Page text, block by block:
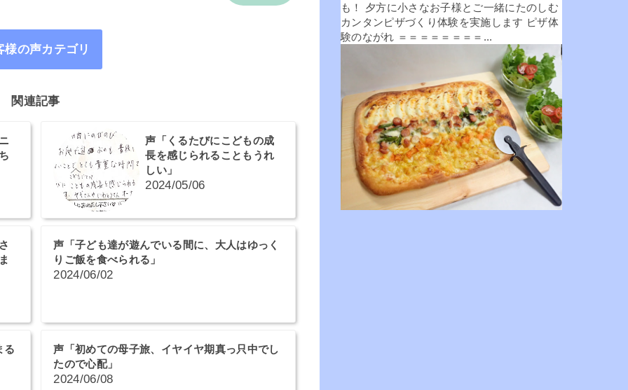
様の声カテゴリ
関連記事
声「くるたびにこどもの成
長を感じられることもうれ
しい」
2024/05/06
声「子ども達が遊んでいる間に、大人はゆっく
りご飯を食べられる」
2024/06/02
る
声「初めての母子旅、イヤイヤ期真っ只中でし
たので心配」
2024/06/08
も！ 夕方に小さなお子様とご一緒にたのしむ
カンタンピザづくり体験を実施します ピザ体
験のながれ ＝＝＝＝＝＝＝＝...